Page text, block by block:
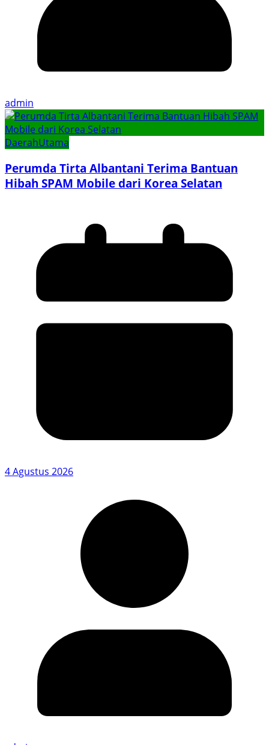
admin
DaerahUtama
Perumda Tirta Albantani Terima Bantuan
Hibah SPAM Mobile dari Korea Selatan
4 Agustus 2026